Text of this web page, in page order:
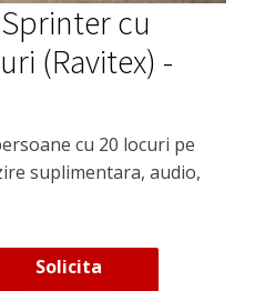
cu
(Ravitex) -
cu 20 locuri pe
suplimentara, audio,
Solicita